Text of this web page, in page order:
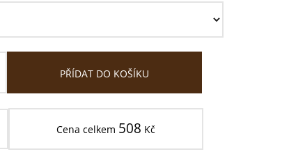
PŘÍDAT DO KOŠÍKU
Cena celkem 508 Kč